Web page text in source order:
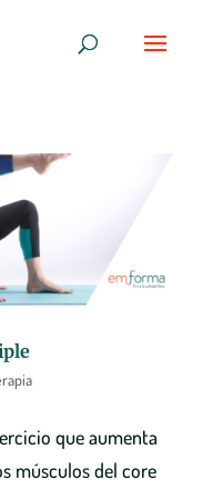
que aumenta
músculos del core